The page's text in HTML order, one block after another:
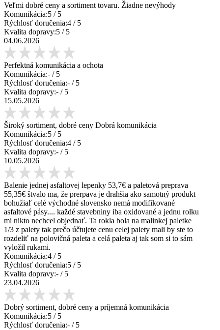
Veľmi dobré ceny a sortiment tovaru. Žiadne nevýhody
Komunikácia:5 / 5
Rýchlosť doručenia:4 / 5
Kvalita dopravy:5 / 5
04.06.2026
Perfektná komunikácia a ochota
Komunikácia:- / 5
Rýchlosť doručenia:- / 5
Kvalita dopravy:- / 5
15.05.2026
Široký sortiment, dobré ceny Dobrá komunikácia
Komunikácia:5 / 5
Rýchlosť doručenia:4 / 5
Kvalita dopravy:- / 5
10.05.2026
Balenie jednej asfaltovej lepenky 53,7€ a paletová preprava
55,35€ štvalo ma, že prerpava je drahšia ako samotný produkt
bohužiaľ celé východné slovensko nemá modifikované
asfaltové pásy.... každé stavebniny iba oxidované a jednu rolku
mi nikto nechcel objednať. Ta rokla bola na malinkej paletke
1/3 z palety tak prečo účtujete cenu celej palety mali by ste to
rozdeliť na polovičná paleta a celá paleta aj tak som si to sám
vyložil rukami.
Komunikácia:4 / 5
Rýchlosť doručenia:5 / 5
Kvalita dopravy:- / 5
23.04.2026
Dobrý sortiment, dobré ceny a príjemná komunikácia
Komunikácia:5 / 5
Rýchlosť doručenia:- / 5